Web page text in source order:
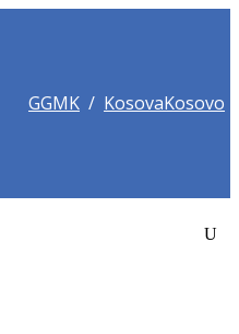
GGMK / KosovaKosovo